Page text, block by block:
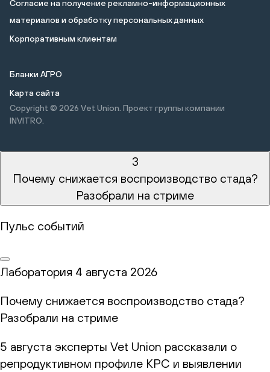
Cогласие на получение рекламно-информационных
материалов и обработку персональных данных
Корпоративным клиентам
Бланки АГРО
Карта сайта
Copyright © 2026 Vet Union. Проект группы компании
INVITRO.
3
Почему снижается воспроизводство стада?
Разобрали на стриме
Пульс событий
Лаборатория 4 августа 2026
Почему снижается воспроизводство стада?
Разобрали на стриме
5 августа эксперты Vet Union рассказали о
репродуктивном профиле КРС и выявлении